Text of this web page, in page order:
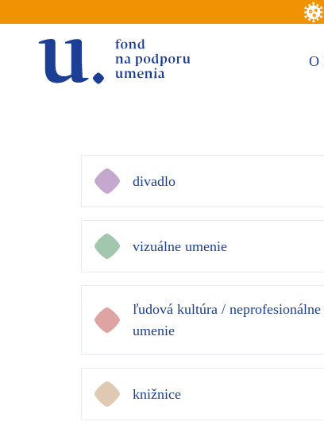
O
divadlo
vizuálne umenie
ľudová kultúra / neprofesionálne
umenie
knižnice